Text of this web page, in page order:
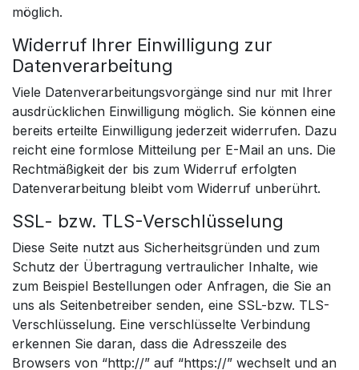
möglich.
Widerruf Ihrer Einwilligung zur
Datenverarbeitung
Viele Datenverarbeitungsvorgänge sind nur mit Ihrer
ausdrücklichen Einwilligung möglich. Sie können eine
bereits erteilte Einwilligung jederzeit widerrufen. Dazu
reicht eine formlose Mitteilung per E-Mail an uns. Die
Rechtmäßigkeit der bis zum Widerruf erfolgten
Datenverarbeitung bleibt vom Widerruf unberührt.
SSL- bzw. TLS-Verschlüsselung
Diese Seite nutzt aus Sicherheitsgründen und zum
Schutz der Übertragung vertraulicher Inhalte, wie
zum Beispiel Bestellungen oder Anfragen, die Sie an
uns als Seitenbetreiber senden, eine SSL-bzw. TLS-
Verschlüsselung. Eine verschlüsselte Verbindung
erkennen Sie daran, dass die Adresszeile des
Browsers von “http://” auf “https://” wechselt und an